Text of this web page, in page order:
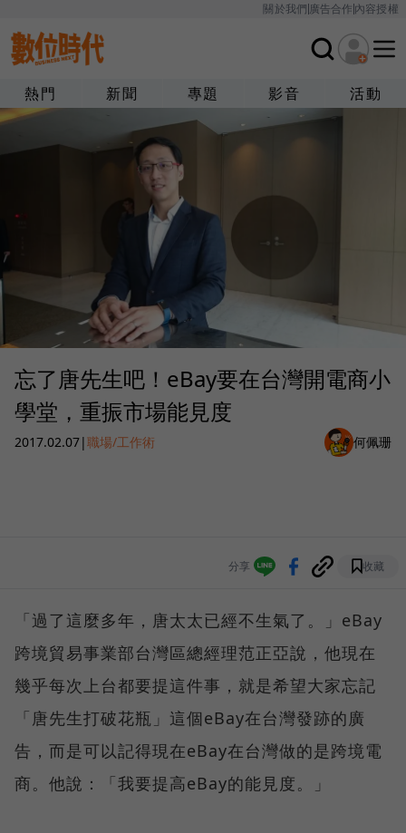
關於我們廣告合作內容授權
熱門 新聞 專題 影音 活動
忘了唐先生吧！eBay要在台灣開電商小
學堂，重振市場能見度
2017.02.07|職場/工作術 何佩珊
分享 收藏
「過了這麼多年，唐太太已經不生氣了。」eBay
跨境貿易事業部台灣區總經理范正亞說，他現在
幾乎每次上台都要提這件事，就是希望大家忘記
「唐先生打破花瓶」這個eBay在台灣發跡的廣
告，而是可以記得現在eBay在台灣做的是跨境電
商。他說：「我要提高eBay的能見度。」